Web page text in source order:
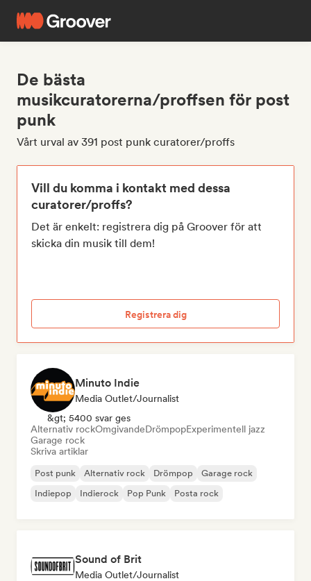
De bästa
musikcuratorerna/proffsen för post
punk
Vårt urval av 391 post punk curatorer/proffs
Vill du komma i kontakt med dessa
curatorer/proffs?
Det är enkelt: registrera dig på Groover för att
skicka din musik till dem!
Registrera dig
Minuto Indie
Media Outlet/Journalist
&gt; 5400 svar ges
Alternativ rockOmgivandeDrömpopExperimentell jazz
Garage rock
Skriva artiklar
Post punk Alternativ rock Drömpop
Garage rock
Indiepop
Indierock Pop Punk Posta rock
Sound of Brit
Media Outlet/Journalist